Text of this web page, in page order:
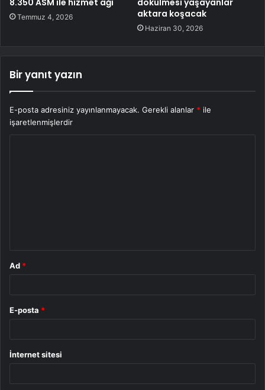
Temmuz 4, 2026
aktara koşacak
Haziran 30, 2026
Bir yanıt yazın
E-posta adresiniz yayınlanmayacak. Gerekli alanlar * ile
işaretlenmişlerdir
Ad *
E-posta *
İnternet sitesi